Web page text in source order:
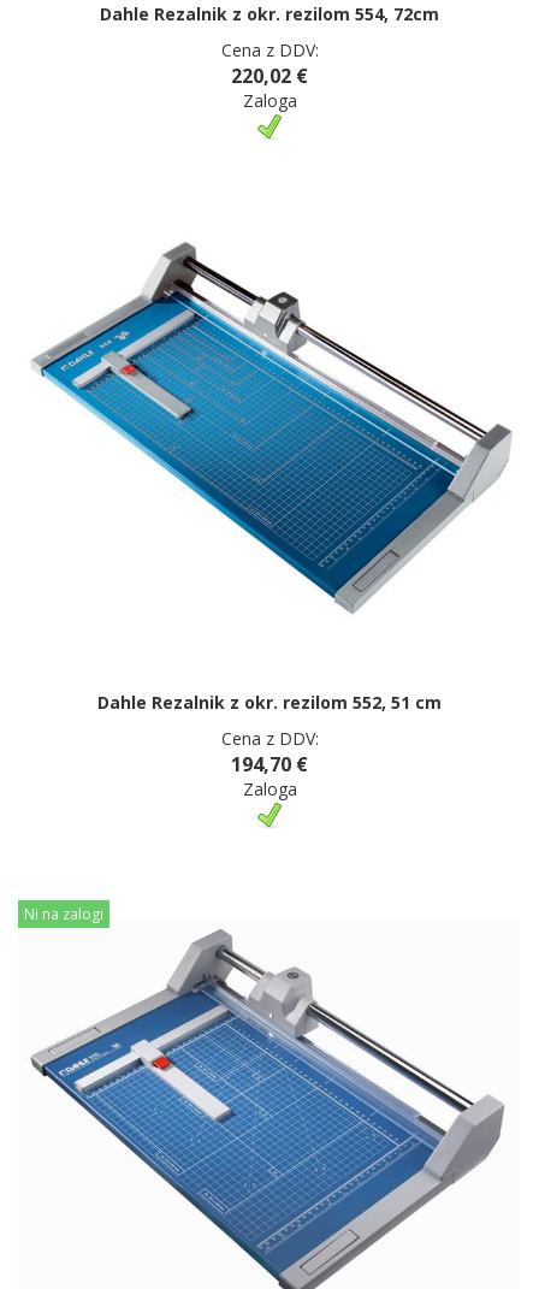
Dahle Rezalnik z okr. rezilom 554, 72cm
Cena z DDV:
220,02 €
Zaloga
Dahle Rezalnik z okr. rezilom 552, 51 cm
Cena z DDV:
194,70 €
Zaloga
Ni na zalogi